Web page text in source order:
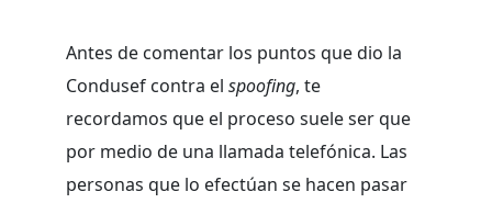
Antes de comentar los puntos que dio la
Condusef contra el spoofing, te
recordamos que el proceso suele ser que
por medio de una llamada telefónica. Las
personas que lo efectúan se hacen pasar